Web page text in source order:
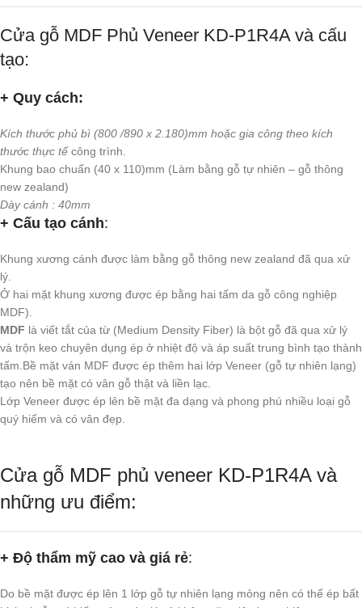
Cửa gỗ MDF Phủ Veneer KD-P1R4A và cấu
tạo:
+ Quy cách:
Kích thước phủ bì (800 /890 x 2.180)mm hoặc gia công theo kích
thước thực tếcông trình.
Khung bao chuẩn (40 x 110)mm (Làm bằng gỗ tự nhiên – gỗ thông
new zealand)
Dày cánh : 40mm
+ Cấu tạo cánh:
Khung xương cánh được làm bằng gỗ thông new zealand đã qua xử
lý.
Ở hai mặt khung xương được ép bằng hai tấm da gỗ công nghiệp
MDF).
MDF là viết tắt của từ (Medium Density Fiber) là bột gỗ đã qua xử lý
và trộn keo chuyên dụng ép ở nhiệt độ và áp suất trung bình tạo thành
tấm.Bề mặt ván MDF được ép thêm hai lớp Veneer (gỗ tự nhiên lạng)
tạo nên bề mặt có vân gỗ thật và liền lạc.
Lớp Veneer được ép lên bề mặt đa dạng và phong phú nhiều loại gỗ
quý hiếm và có vân đẹp.
Cửa gỗ MDF phủ veneer KD-P1R4A và
những ưu điểm:
+ Độ thẩm mỹ cao và giá rẻ:
Do bề mặt được ép lên 1 lớp gỗ tự nhiên lạng mỏng nên có thể ép bất